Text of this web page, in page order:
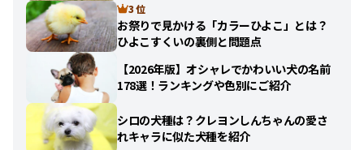
3 位
お祭りで見かける「カラーひよこ」とは？
ひよこすくいの裏側と問題点
【2026年版】オシャレでかわいい犬の名前
178選！ランキングや色別にご紹介
シロの犬種は？クレヨンしんちゃんの愛さ
れキャラに似た犬種を紹介